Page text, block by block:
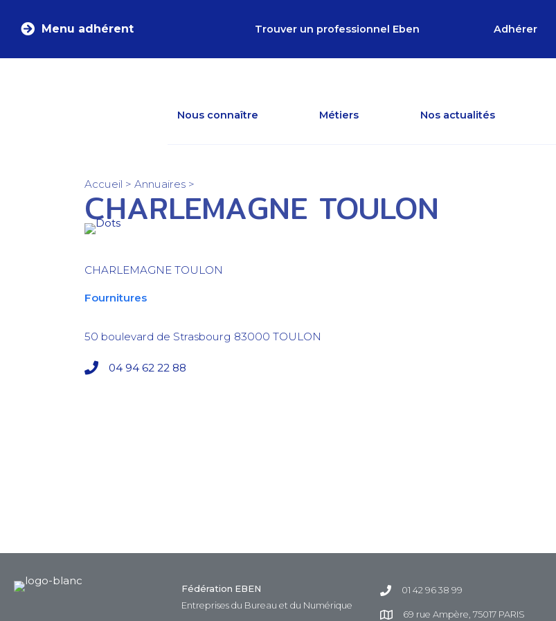
Menu adhérent Trouver un professionnel Eben Adhérer
Nous connaître Métiers Nos actualités
Accueil > Annuaires >
CHARLEMAGNE TOULON
CHARLEMAGNE TOULON
Fournitures
50 boulevard de Strasbourg 83000 TOULON
04 94 62 22 88
Fédération EBEN
Entreprises du Bureau et du Numérique
01 42 96 38 99
69 rue Ampère, 75017 PARIS